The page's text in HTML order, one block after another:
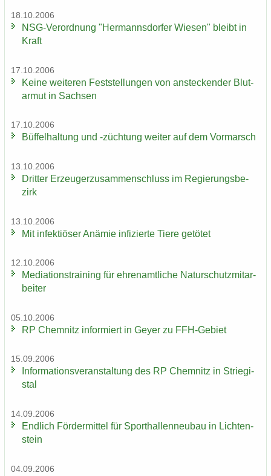
18.10.2006
NSG-​Verordnung "Her­manns­dor­fer Wie­sen" bleibt in
Kraft
17.10.2006
Keine wei­te­ren Fest­stel­lun­gen von an­ste­cken­der Blut­
ar­mut in Sach­sen
17.10.2006
Büf­fel­hal­tung und -​züchtung wei­ter auf dem Vor­marsch
13.10.2006
Drit­ter Er­zeu­ger­zu­sam­men­schluss im Re­gie­rungs­be­
zirk
13.10.2006
Mit in­fek­tiö­ser An­ämie in­fi­zier­te Tiere ge­tö­tet
12.10.2006
Me­dia­ti­ons­trai­ning für eh­ren­amt­li­che Na­tur­schutz­mit­ar­
bei­ter
05.10.2006
RP Chem­nitz in­for­miert in Geyer zu FFH-​Gebiet
15.09.2006
In­for­ma­ti­ons­ver­an­stal­tung des RP Chem­nitz in Strie­gi­
stal
14.09.2006
End­lich För­der­mit­tel für Sport­hal­len­neu­bau in Lich­ten­
stein
04.09.2006